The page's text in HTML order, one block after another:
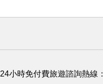
24小時免付費旅遊諮詢熱線：